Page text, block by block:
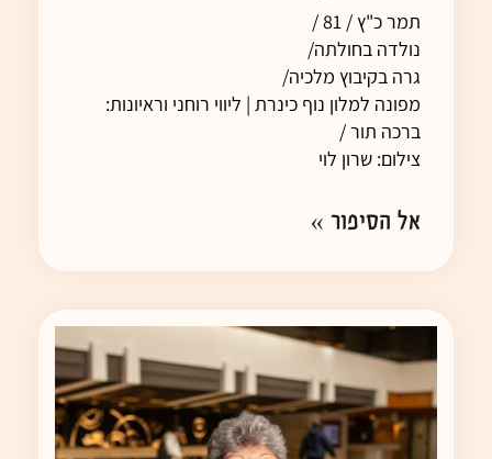
תמר כ"ץ / 81 /
נולדה בחולתה/
גרה בקיבוץ מלכיה/
מפונה למלון נוף כינרת | ליווי רוחני וראיונות:
ברכה תור /
צילום: שרון לוי
אל הסיפור »